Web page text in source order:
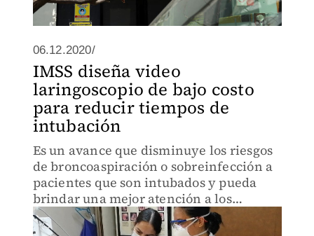
06.12.2020/
IMSS diseña video
laringoscopio de bajo costo
para reducir tiempos de
intubación
Es un avance que disminuye los riesgos
de broncoaspiración o sobreinfección a
pacientes que son intubados y pueda
brindar una mejor atención a los
derechohabientes.